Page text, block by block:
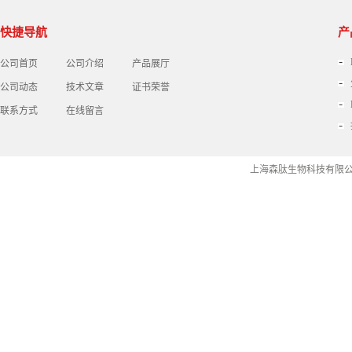
快捷导航
公司首页 公司介绍 产品展厅
公司动态 技术文章 证书荣誉
联系方式 在线留言
上海森肽生物科技有限